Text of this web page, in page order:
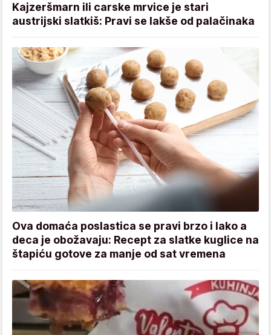
Kajzeršmarn ili carske mrvice je stari
austrijski slatkiš: Pravi se lakše od palačinaka
Ova domaća poslastica se pravi brzo i lako a
deca je obožavaju: Recept za slatke kuglice na
štapiću gotove za manje od sat vremena